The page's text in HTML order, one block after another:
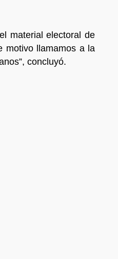
material electoral de
motivo llamamos a la
concluyó.